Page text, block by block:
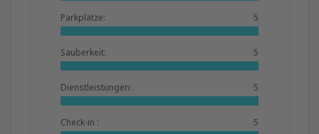
Parkplätze: 5
Sauberkeit: 5
Dienstleistungen: 5
Check-in : 5